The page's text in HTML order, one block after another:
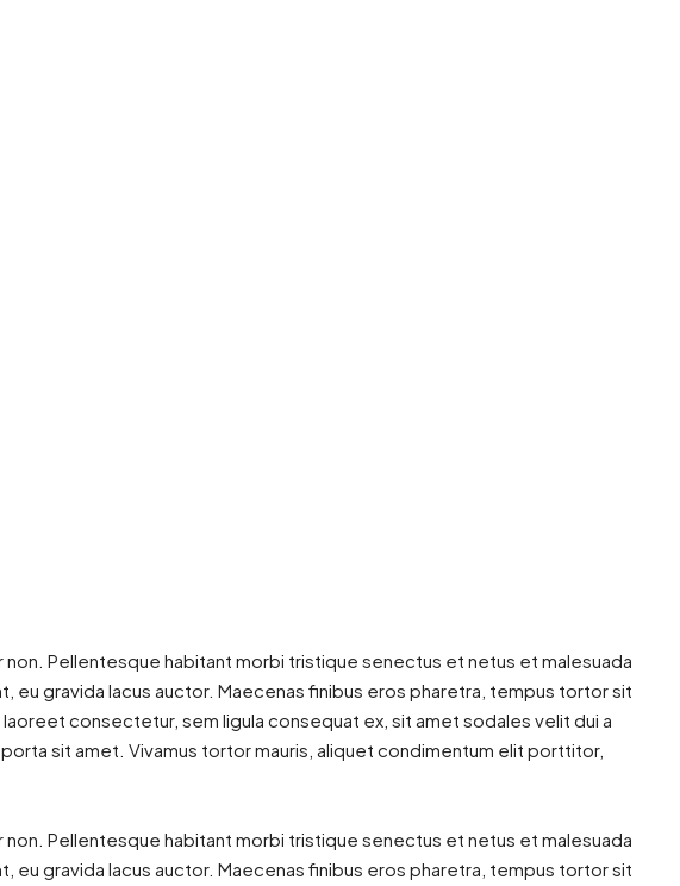
Pellentesque habitant morbi tristique senectus et netus et malesuada
eu gravida lacus auctor. Maecenas finibus eros pharetra, tempus tortor sit
consectetur, sem ligula consequat ex, sit amet sodales velit dui a
sit amet. Vivamus tortor mauris, aliquet condimentum elit porttitor,
Pellentesque habitant morbi tristique senectus et netus et malesuada
eu gravida lacus auctor. Maecenas finibus eros pharetra, tempus tortor sit